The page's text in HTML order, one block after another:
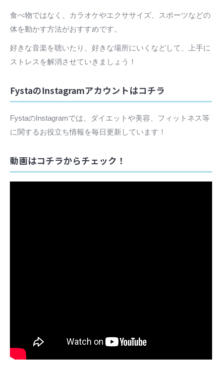
食べ物ではなく、カラオケやエクササイズ、スポーツなどの
体を動かす方法がおすすめです。
好きな音楽を聴いたり、好きな場所にいくなどして、上手に
ストレスを解消させていきましょう！
FystaのInstagramアカウントはコチラ
FystaのInstagramでは、ダイエットや美容、フィットネス等
に関するお役立ち情報を毎日更新しています！
動画はコチラからチェック！